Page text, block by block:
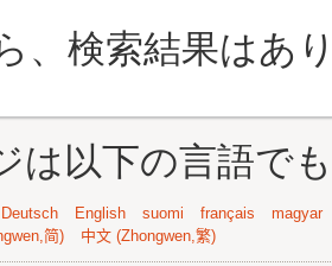
、検索結果はあ
は以下の言語で
Deutsch English suomi français
magyar
简) 中文 (Zhongwen,繁)